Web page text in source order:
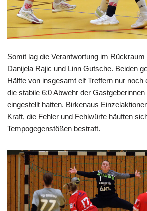
Somit lag die Verantwortung im
Danijela Rajic und Linn Gutsche. Beiden
Hälfte von insgesamt elf Treffern nur noch
die stabile 6:0 Abwehr der
eingestellt hatten. Birkenaus
Kraft, die Fehler und Fehlwürfe häuften
Tempogegenstößen bestraft.